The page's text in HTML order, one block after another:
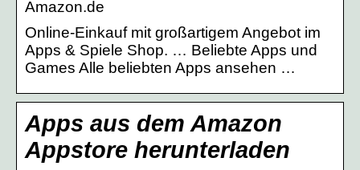
Amazon.de
Online-Einkauf mit großartigem Angebot im
Apps & Spiele Shop. … Beliebte Apps und
Games Alle beliebten Apps ansehen …
Apps aus dem Amazon
Appstore herunterladen